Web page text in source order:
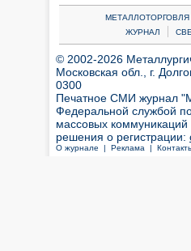
МЕТАЛЛОТОРГОВЛЯ
ЖУРНАЛ
|
© 2002-2026
Московская обл., г.
0300
Печатное СМИ журнал
Федеральной службой
массовых
решения о регистрации:
О журнале | Реклама |